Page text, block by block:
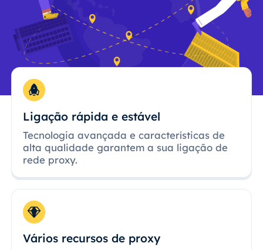
Ligação rápida e estável
Tecnologia avançada e características de
alta qualidade garantem a sua ligação de
rede proxy.
Vários recursos de proxy